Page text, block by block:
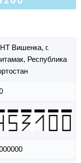
Вишенка, г.
Республика